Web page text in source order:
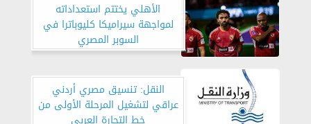
الأهلي يختتم استعداداته
لمواجهة سيراميكا كليوباترا في
السوبر المصري
النقل: تنسيق مصري أردني
عراقي لتشغيل المرحلة الأولى من
خط التجارة العربي